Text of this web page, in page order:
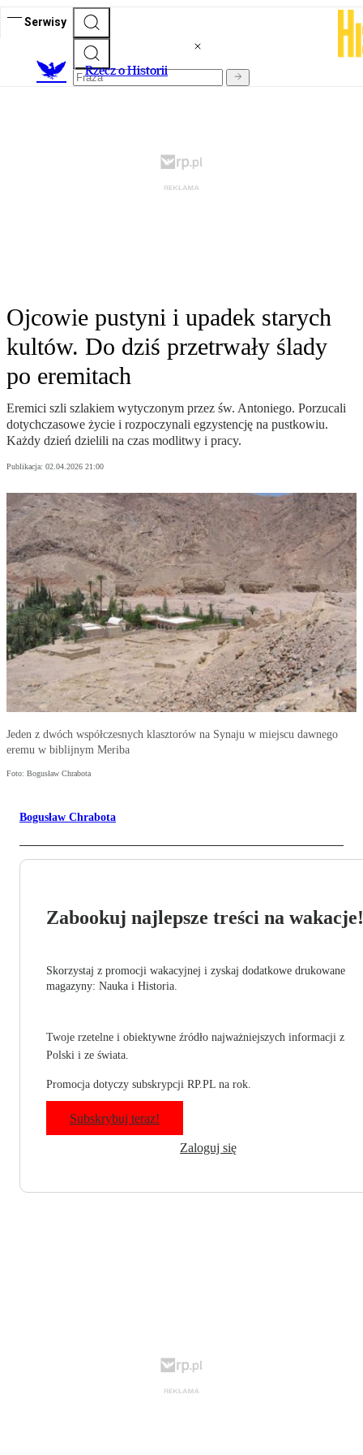
Serwisy
Rzecz o Historii
Ojcowie pustyni i upadek starych
kultów. Do dziś przetrwały ślady
po eremitach
Eremici szli szlakiem wytyczonym przez św. Antoniego. Porzucali
dotychczasowe życie i rozpoczynali egzystencję na pustkowiu.
Każdy dzień dzielili na czas modlitwy i pracy.
Publikacja: 02.04.2026 21:00
Jeden z dwóch współczesnych klasztorów na Synaju w miejscu dawnego
eremu w biblijnym Meriba
Foto: Bogusław Chrabota
Bogusław Chrabota
Zabookuj najlepsze treści na wakacje!
Skorzystaj z promocji wakacyjnej i zyskaj dodatkowe drukowane
magazyny: Nauka i Historia.
Twoje rzetelne i obiektywne źródło najważniejszych informacji z
Polski i ze świata.
Promocja dotyczy subskrypcji RP.PL na rok.
Subskrybuj teraz!
Zaloguj się